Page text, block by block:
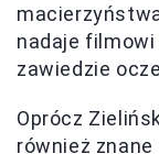
nadaje
zawiedzie
Oprócz
również znane